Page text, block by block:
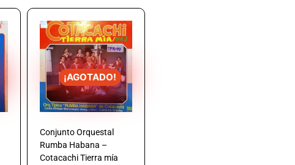
¡AGOTADO!
Conjunto Orquestal
Rumba Habana –
Cotacachi Tierra mía